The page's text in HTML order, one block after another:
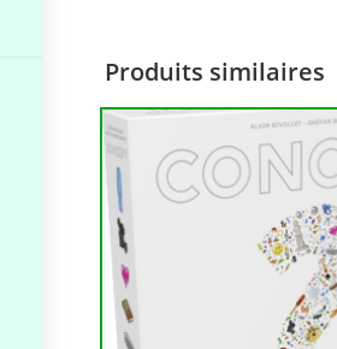
Produits similaires